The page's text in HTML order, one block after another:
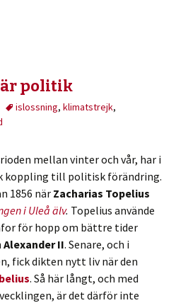
politik
islossning, klimatstrejk,
mellan vinter och vår, har i
koppling till politisk förändring.
1856 när Zacharias Topelius
i Uleå älv. Topelius använde
för hopp om bättre tider
Alexander II. Senare, och i
fick dikten nytt liv när den
. Så här långt, och med
är det därför inte